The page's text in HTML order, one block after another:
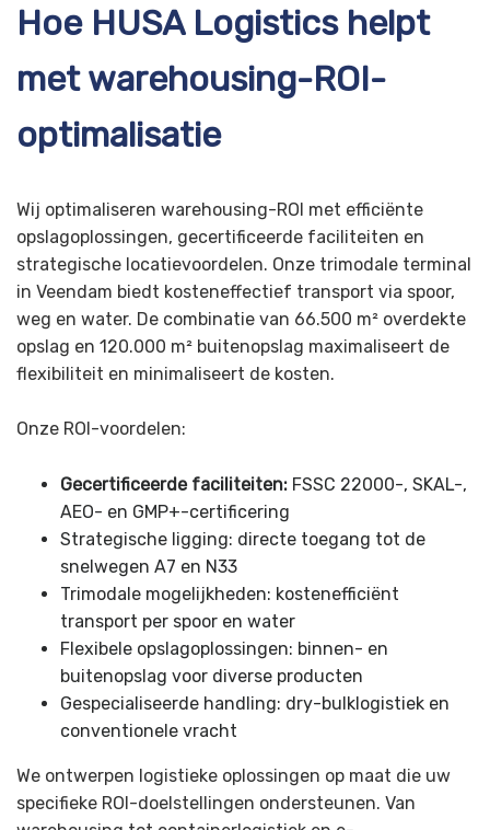
Hoe HUSA Logistics helpt
met warehousing-ROI-
optimalisatie
Wij optimaliseren warehousing-ROI met efficiënte
opslagoplossingen, gecertificeerde faciliteiten en
strategische locatievoordelen. Onze trimodale terminal
in Veendam biedt kosteneffectief transport via spoor,
weg en water. De combinatie van 66.500 m² overdekte
opslag en 120.000 m² buitenopslag maximaliseert de
flexibiliteit en minimaliseert de kosten.
Onze ROI-voordelen:
Gecertificeerde faciliteiten: FSSC 22000-, SKAL-,
AEO- en GMP+-certificering
Strategische ligging: directe toegang tot de
snelwegen A7 en N33
Trimodale mogelijkheden: kostenefficiënt
transport per spoor en water
Flexibele opslagoplossingen: binnen- en
buitenopslag voor diverse producten
Gespecialiseerde handling: dry-bulklogistiek en
conventionele vracht
We ontwerpen logistieke oplossingen op maat die uw
specifieke ROI-doelstellingen ondersteunen. Van